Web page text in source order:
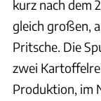
kurz nach dem
gleich großen,
Pritsche. Die
zwei
Produktion, im